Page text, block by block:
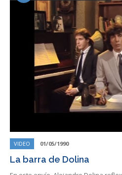
VIDEO 01/05/1990
La barra de Dolina